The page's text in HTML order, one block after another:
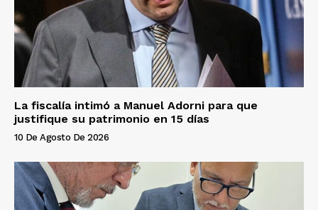
La fiscalía intimó a Manuel Adorni para que
justifique su patrimonio en 15 días
10 De Agosto De 2026